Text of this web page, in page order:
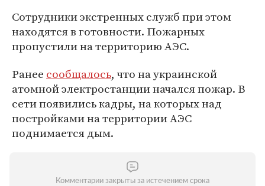
Сотрудники экстренных служб при этом
находятся в готовности. Пожарных
пропустили на территорию АЭС.
Ранее сообщалось, что на украинской
атомной электростанции начался пожар. В
сети появились кадры, на которых над
постройками на территории АЭС
поднимается дым.
Комментарии закрыты за истечением срока